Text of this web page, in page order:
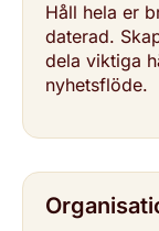
Håll hela er
da­te­rad.
dela viktiga
nyhets­flö­de.